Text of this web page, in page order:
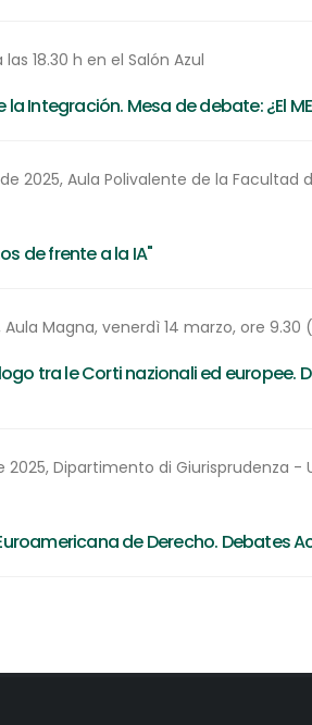
18.30 h en el Salón Azul
Integración. Mesa de debate: ¿El
2025, Aula Polivalente de la
de frente a la IA"
Magna, venerdì 14 marzo, ore 9.30
tra le Corti nazionali ed europee.
2025, Dipartimento di Giurisprudenza
de Derecho. Debates